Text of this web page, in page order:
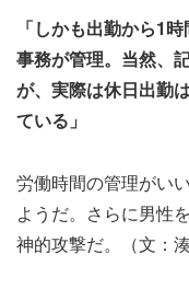
「しかも出勤から1
事務が管理。当然、
が、実際は休日出勤
ている」
労働時間の管理がい
ようだ。さらに男性
神的攻撃だ。（文：湊